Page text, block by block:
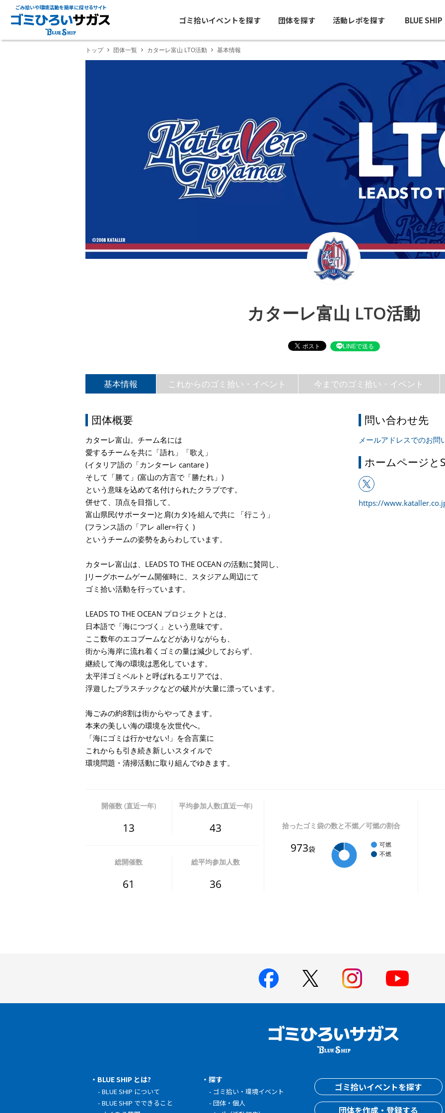
ごみ拾いや環境活動を簡単に探せるサイト
ゴミ拾いイベントを探す 団体を探す 活動レポを探す BLUE SHIP
トップ 団体一覧 カターレ富山 LTO活動 基本情報
カターレ富山 LTO活動
LINEで送る
基本情報 これからのゴミ拾い・イベント 今までのゴミ拾い・イベント
団体概要
カターレ富山。チーム名には
愛するチームを共に「語れ」「歌え」
(イタリア語の「カンターレ cantare )
そして「勝て」(富山の方言で「勝たれ」)
という意味を込めて名付けられたクラブです。
併せて、頂点を目指して、
富山県民(サポーター)と肩(カタ)を組んで共に 「行こう」
(フランス語の「アレ aller=行く )
というチームの姿勢をあらわしています。
カターレ富山は、LEADS TO THE OCEAN の活動に賛同し、
Jリーグホームゲーム開催時に、スタジアム周辺にて
ゴミ拾い活動を行っています。
LEADS TO THE OCEAN プロジェクトとは、
日本語で「海につづく」という意味です。
ここ数年のエコブームなどがありながらも、
街から海岸に流れ着くゴミの量は減少しておらず、
継続して海の環境は悪化しています。
太平洋ゴミベルトと呼ばれるエリアでは、
浮遊したプラスチックなどの破片が大量に漂っています。
海ごみの約8割は街からやってきます。
本来の美しい海の環境を次世代へ。
「海にゴミは行かせない!」を合言葉に
これからも引き続き新しいスタイルで
環境問題・清掃活動に取り組んでゆきます。
問い合わせ先
メールアドレスでのお問
ホームページと
https://
開催数 (直近一年)
13
平均参加人数(直近一年)
43
総開催数
61
総平均参加人数
36
拾ったゴミ袋の数と不燃／可燃の割合
973袋
可燃
不燃
BLUE SHIP とは?
BLUE SHIP について
BLUE SHIP でできること
探す
ゴミ拾い・環境イベント
団体・個人
ゴミ拾いイベントを探す
団体を作成・登録する